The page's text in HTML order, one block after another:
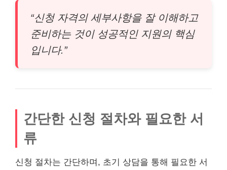
“신청 자격의 세부사항을 잘 이해하고
준비하는 것이 성공적인 지원의 핵심
입니다.”
간단한 신청 절차와 필요한 서
류
신청 절차는 간단하며, 초기 상담을 통해 필요한 서